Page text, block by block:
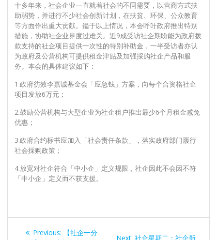
十多年来，社会企业一直就着社会的不同需要，以营商方式扶
助弱势，并进行不少社会创新计划，在扶贫、环保、公众教育
等方面作出重大贡献。鑑于以上情况，本会呼吁政府推出特别
措施，协助社企业界度过难关。近9成受访社企期盼能为政府拨
款支持的社企项目提供一次性的特别补助金，一半受访者亦认
为政府及公营机构可提供租金津贴及加强採购社企产品和服
务。本会的具体建议如下：
1.政府彷效李嘉诚基金会「应急钱」方案，向每个合资格社企
项目发放6万元；
2.鼓励公营机构与大型企业为社企租户推出最少6个月租金减免
优惠；
3.政府合约标书应加入「社会责任条款」，落实政府部门履行
社会採购政策；
4.放宽对社企符合「中小企」定义规限，社企因此不会因不符
「中小企」定义而不获支援。
Previous:
Previous
【社企一分
Next: Next
社企星期二：社企新